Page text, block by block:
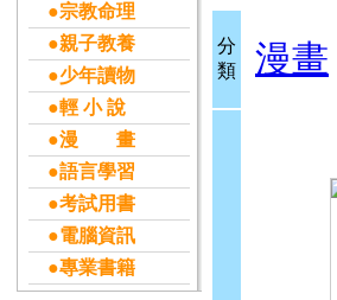
●宗教命理
●親子教養
●少年讀物
●輕 小 說
●漫 畫
●語言學習
●考試用書
●電腦資訊
●專業書籍
分
類
漫畫